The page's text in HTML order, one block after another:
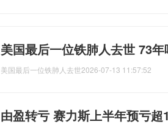
美国最后一位铁肺人去世 73
美国最后一位铁肺人去世2026-07-13 11:57:52
由盈转亏 赛力斯上半年预亏